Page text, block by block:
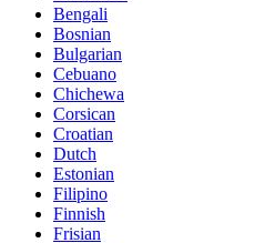
Bengali
Bosnian
Bulgarian
Cebuano
Chichewa
Corsican
Croatian
Dutch
Estonian
Filipino
Finnish
Frisian